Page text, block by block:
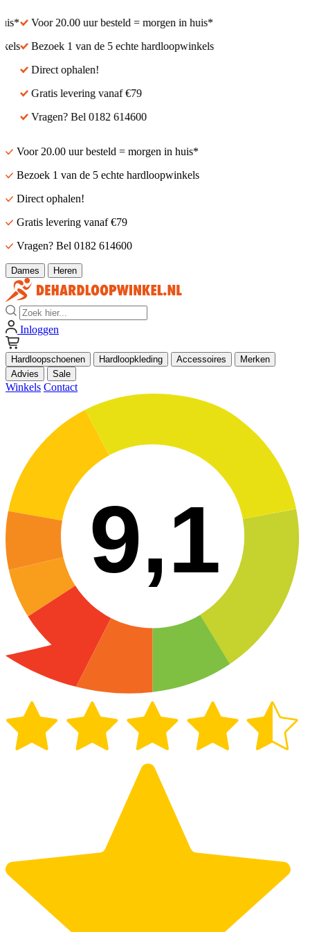
Voor 20.00 uur besteld = morgen in huis*
Bezoek 1 van de 5 echte hardloopwinkels
Direct ophalen!
Gratis levering vanaf €79
Vragen? Bel 0182 614600
Voor 20.00 uur besteld = morgen in huis*
Bezoek 1 van de 5 echte hardloopwinkels
Direct ophalen!
Gratis levering vanaf €79
Vragen? Bel 0182 614600
Dames Heren
Zoek
Inloggen
Hardloopschoenen Hardloopkleding Accessoires
Merken
Advies
Sale
Winkels Contact
9,1